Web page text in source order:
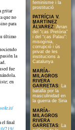
gritar
que no
para
último
la
fue
en
el final
feminisme i la
prostitució
PATRÍCIA V.
MARTÍNEZ
ÀLVAREZ: Arran
del “cas Pretòria”
i del “cas Palau”:
misogínia,
corrupció i ús
privat de les
institucions a
Catalunya
MARÍA-
MILAGROS
RIVERA
GARRETAS: La
batalla por la
masculinidad en
la guerra de Siria
MARÍA-
MILAGROS
RIVERA
GARRETAS:
La